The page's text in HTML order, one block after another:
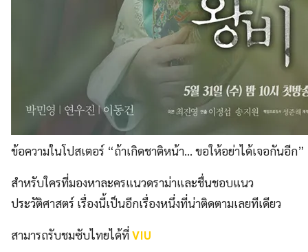
ข้อความในโปสเตอร์ “ถ้าเกิดชาติหน้า… ขอให้อย่าได้เจอกันอีก”
สำหรับใครที่มองหาละครแนวดราม่าและชื่นชอบแนว
ประวัติศาสตร์ เรื่องนี้เป็นอีกเรื่องหนึ่งที่น่าติดตามเลยทีเดียว
สามารถรับชมซับไทยได้ที่VIU